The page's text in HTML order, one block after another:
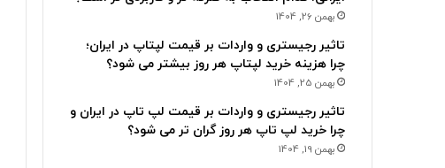
بهمن 26, 1404
تاثیر رجیستری و واردات بر قیمت لپتاپ در ایران؛
چرا هزینه خرید لپتاپ هر روز بیشتر می شود؟
بهمن 25, 1404
تاثیر رجیستری و واردات بر قیمت لپ تاپ در ایران و
چرا خرید لپ تاپ هر روز گران تر می شود؟
بهمن 19, 1404